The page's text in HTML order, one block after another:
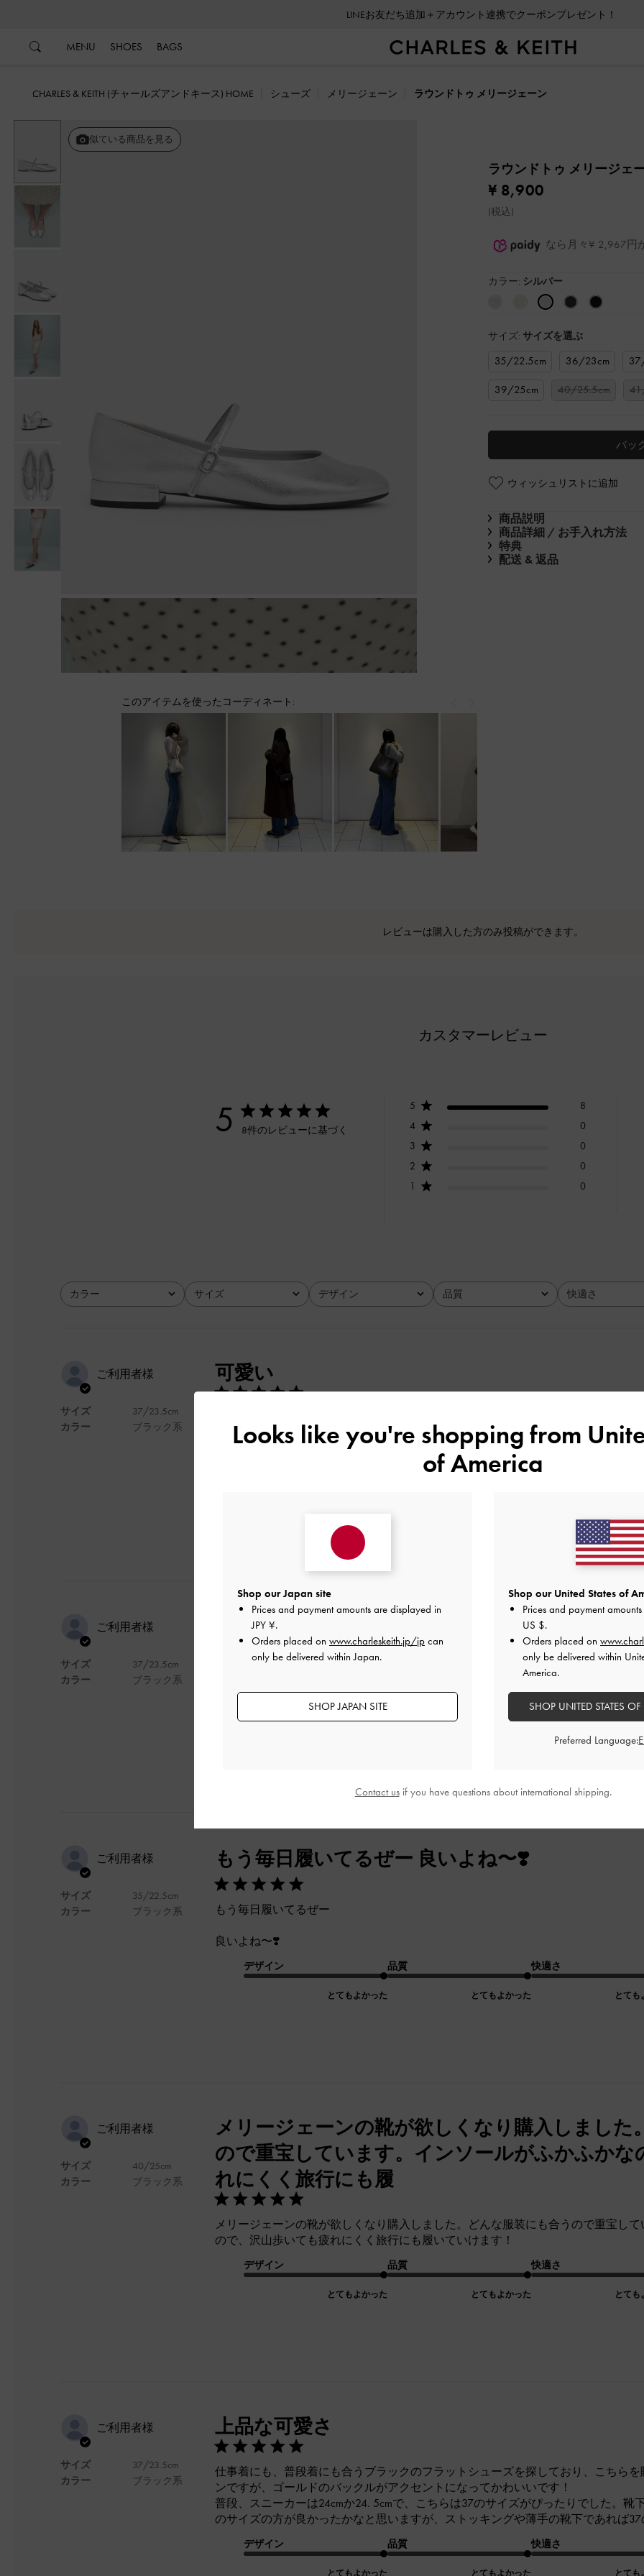
LINEお友だち追加＋アカウント連携でクーポンプレゼント！
MENU SHOES BAGS
CHARLES & KEITH (チャールズアンドキース) HOME シューズ メリージェーン ラウンドトゥ メリージェーン
似ている商品を見る
ラウンドトゥ メリージェ
¥ 8,900
(税込)
なら月々¥ 2,967円
カラー: シルバー
サイズ: サイズを選ぶ
35/22.5cm 36/23cm
39/25cm
40/25.5cm
バッ
ウィッシュリストに追加
商品説明
商品詳細 / お手入れ方法
特典
配送 & 返品
このアイテムを使ったコーディネート:
レビューは購入した方のみ投稿ができます。
カスタマーレビュー
5 8件のレビューに基づく
5
8
4
0
3
0
2
0
1
0
カラー
全て サイズ
全て デザイン
全て 品質
全て 快適さ
全て
ご利用者様
サイズ
カラー
37/23.5cm
ブラック系
可愛い
デザイン 品質
とてもよかった
快適さ
ご利用者様
サイズ
カラー
37/23.5cm
ブラック系
どこにでも履いていける靴
デザイン
とてもよかった
品質
とてもよかった
快適さ
とても
ご利用者様
サイズ
カラー
35/22.5cm
ブラック系
もう毎日履いてるぜー 良いよね〜❣️
もう毎日履いてるぜー
良いよね〜❣️
デザイン
とてもよかった
品質
とてもよかった
快適さ
とても
ご利用者様
サイズ
カラー
40/25cm
ブラック系
メリージェーンの靴が欲しくなり購入しました
ので重宝しています。インソールがふかふかな
れにくく旅行にも履
メリージェーンの靴が欲しくなり購入しました。どんな服装にも合うので重宝し
ので、沢山歩いても疲れにくく旅行にも履いていけます！
デザイン
とてもよかった
品質
とてもよかった
快適さ
とても
ご利用者様
サイズ
カラー
37/23.5cm
ブラック系
上品な可愛さ
仕事着にも、普段着にも合うブラックのフラットシューズを探しており、こちら
ンですが、ゴールドのバックルがアクセントになってかわいいです！
普段、スニーカーは24cmか24. 5cmで、こちらは37のサイズがぴったりでした。靴
のサイズの方が良かったかなと思いますが、ストッキングや薄手の靴下であれば37
デザイン
とてもよかった
品質
とてもよかった
快適さ
とても
Looks like you're shopping from
of America
Shop our Japan site
Prices and payment amounts are displayed in
JPY ¥.
Orders placed on www.charleskeith.jp/jp can
only be delivered within Japan.
SHOP JAPAN SITE
Shop our United States of
Prices and payment
US $.
Orders placed on
only be delivered within
America.
SHOP UNITED STATES
Preferred Language:
Contact usif you have questions about international shipping.